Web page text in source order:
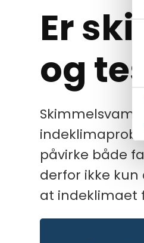
Er
og
påvirke både
derfor ikke
at indeklimaet